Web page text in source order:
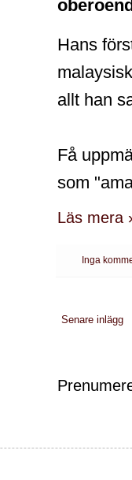
Hans
allt han
Få
som
Läs mera
Inga
Senare inlägg